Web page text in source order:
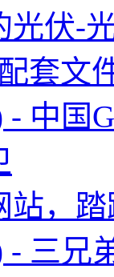
光伏-
套文
- 中国
站，
- 三兄